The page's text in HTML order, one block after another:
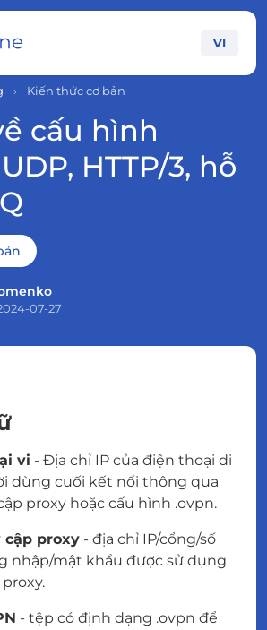
VI
› Kiến thức cơ bản
cấu hình
HTTP/3, hỗ
07-27
vi - Địa chỉ IP của điện thoại di
dùng cuối kết nối thông qua
proxy hoặc cấu hình .ovpn.
cập proxy - địa chỉ IP/cổng/số
nhập/mật khẩu được sử dụng
- tệp có định dạng .ovpn để